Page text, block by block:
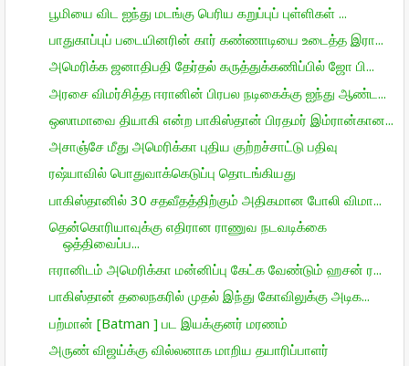
பூமியை விட ஐந்து மடங்கு பெரிய கறுப்புப் புள்ளிகள் ...
பாதுகாப்புப் படையினரின் கார் கண்ணாடியை உடைத்த இரா...
அமெரிக்க ஜனாதிபதி தேர்தல் கருத்துக்கணிப்பில் ஜோ பி...
அரசை விமர்சித்த ஈரானின் பிரபல நடிகைக்கு ஐந்து ஆண்ட...
ஒஸாமாவை தியாகி என்ற பாகிஸ்தான் பிரதமர் இம்ரான்கான...
அசாஞ்சே மீது அமெரிக்கா புதிய குற்றச்சாட்டு பதிவு
ரஷ்யாவில் பொதுவாக்கெடுப்பு தொடங்கியது
பாகிஸ்தானில் 30 சதவீதத்திற்கும் அதிகமான போலி விமா...
தென்கொரியாவுக்கு எதிரான ராணுவ நடவடிக்கை
ஒத்திவைப்ப...
ஈரானிடம் அமெரிக்கா மன்னிப்பு கேட்க வேண்டும் ஹசன் ர...
பாகிஸ்தான் தலைநகரில் முதல் இந்து கோவிலுக்கு அடிக...
பற்மான் [Batman ] பட இயக்குனர் மரணம்
அருண் விஜய்க்கு வில்லனாக மாறிய தயாரிப்பாளர்